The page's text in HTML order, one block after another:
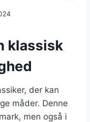
klassisk
der kan
måder. Denne
men også i